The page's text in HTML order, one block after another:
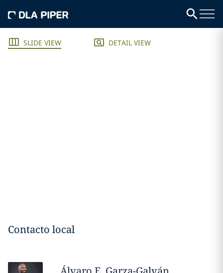
SLIDE VIEW DETAIL VIEW
Contacto local